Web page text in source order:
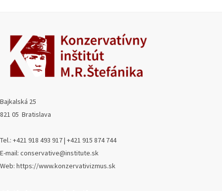
Bajkalská 25
821 05 Bratislava
Tel.: +421 918 493 917 | +421 915 874 744
E-mail: conservative@institute.sk
Web: https://www.konzervativizmus.sk